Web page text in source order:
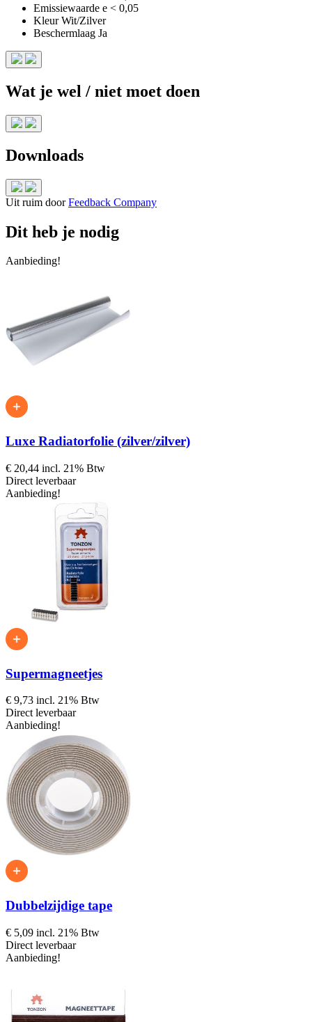
Emissiewaarde e < 0,05
KleurWit/Zilver
Beschermlaag Ja
Wat je wel / niet moet doen
Downloads
Uit ruim doorFeedback Company
Dit heb je nodig
Aanbieding!
Luxe Radiatorfolie (zilver/zilver)
€ 20,44 incl. 21% Btw
Direct leverbaar
Aanbieding!
Supermagneetjes
€ 9,73 incl. 21% Btw
Direct leverbaar
Aanbieding!
Dubbelzijdige tape
€ 5,09 incl. 21% Btw
Direct leverbaar
Aanbieding!